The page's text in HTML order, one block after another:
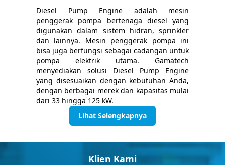
Diesel Pump Engine adalah mesin
penggerak pompa bertenaga diesel yang
digunakan dalam sistem hidran, sprinkler
dan lainnya. Mesin penggerak pompa ini
bisa juga berfungsi sebagai cadangan untuk
pompa elektrik utama. Gamatech
menyediakan solusi Diesel Pump Engine
yang disesuaikan dengan kebutuhan Anda,
dengan berbagai merek dan kapasitas mulai
dari 33 hingga 125 kW.
Lihat Selengkapnya
Klien Kami